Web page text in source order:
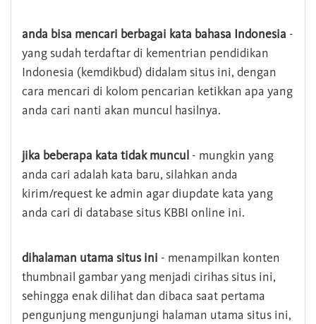
anda bisa mencari berbagai kata bahasa Indonesia -
yang sudah terdaftar di kementrian pendidikan
Indonesia (kemdikbud) didalam situs ini, dengan
cara mencari di kolom pencarian ketikkan apa yang
anda cari nanti akan muncul hasilnya.
jika beberapa kata tidak muncul - mungkin yang
anda cari adalah kata baru, silahkan anda
kirim/request ke admin agar diupdate kata yang
anda cari di database situs KBBI online ini.
dihalaman utama situs ini - menampilkan konten
thumbnail gambar yang menjadi cirihas situs ini,
sehingga enak dilihat dan dibaca saat pertama
pengunjung mengunjungi halaman utama situs ini,